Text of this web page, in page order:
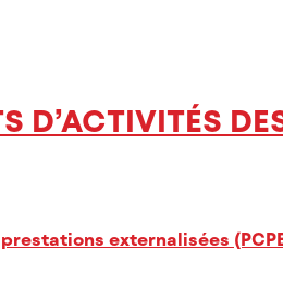
D’ACTIVITÉS
externalisées